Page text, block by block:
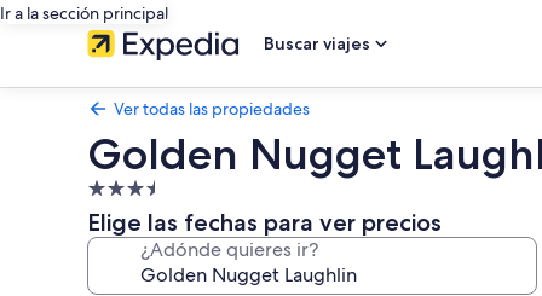
Ir a la sección principal
Buscar viajes
Ver todas las propiedades
Golden Nugget
Propiedad
de
3.5
estrellas
Elige las fechas para ver precios
¿Adónde quieres ir?